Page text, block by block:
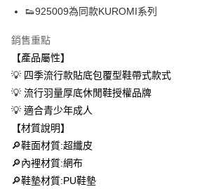
１．簡單：不需註冊會員、不需綁卡、不需儲值。
３．安心：先確認商品／服務後，再付款。
【「AFTEE先享後付」結帳流程】
１．於結帳方式選擇「AFTEE先享後付」後，將跳
結帳頁面，進行簡訊認證並確認金額後，即可完成結
２．訂單成立數日內，您將收到繳費通知簡訊。
ATM／網路銀行／等多元方式進行付款，方視為交易
※ 請注意：結帳手續完成當下不需立刻繳費，但若
購買商品的店家。未經商家同意取消之訂單仍視為
後付繳納相關費用。
※ 交易是否成功請以「AFTEE先享後付 」之結帳頁
全家取貨付款
付款後全家取貨
每筆NT$60，滿NT$699(含以上)免運費
每筆NT$50，滿NT$699(含以上)免運費
付款後萊爾富取貨
👟925009為同款KUROMI系列
銷售重點
【產品屬性】
💡 四季流行款貼底包覆型鞋帶式款式
💡 流行羽量厚底休閒鞋授權品牌
💡 適合青少年成人
【材質說明】
🔎鞋面材質:超纖皮
🔎內裡材質:網布
🔎鞋墊材質:PU鞋墊